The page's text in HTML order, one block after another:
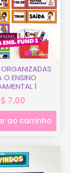
O ENSINO
1
7,00
ao carrinho